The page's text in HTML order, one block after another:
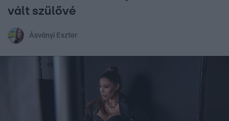
vált szülővé
Ásványi Eszter